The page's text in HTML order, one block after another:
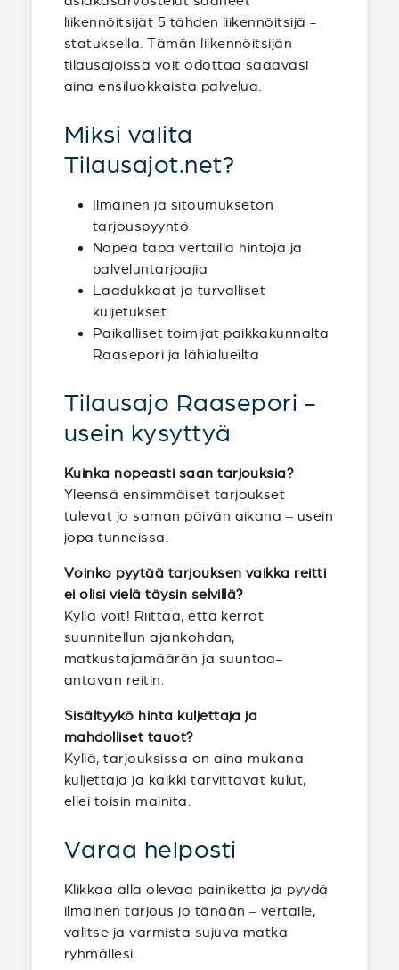
liikennöitsijät 5 tähden liikennöitsijä -
statuksella. Tämän liikennöitsijän
tilausajoissa voit odottaa saaavasi
aina ensiluokkaista palvelua.
Miksi valita
Tilausajot.net?
Ilmainen ja sitoumukseton
tarjouspyyntö
Nopea tapa vertailla hintoja ja
palveluntarjoajia
Laadukkaat ja turvalliset
kuljetukset
Paikalliset toimijat paikkakunnalta
Raasepori ja lähialueilta
Tilausajo Raasepori -
usein kysyttyä
Kuinka nopeasti saan tarjouksia?
Yleensä ensimmäiset tarjoukset
tulevat jo saman päivän aikana – usein
jopa tunneissa.
Voinko pyytää tarjouksen vaikka reitti
ei olisi vielä täysin selvillä?
Kyllä voit! Riittää, että kerrot
suunnitellun ajankohdan,
matkustajamäärän ja suuntaa-
antavan reitin.
Sisältyykö hinta kuljettaja ja
mahdolliset tauot?
Kyllä, tarjouksissa on aina mukana
kuljettaja ja kaikki tarvittavat kulut,
ellei toisin mainita.
Varaa helposti
Klikkaa alla olevaa painiketta ja pyydä
ilmainen tarjous jo tänään – vertaile,
valitse ja varmista sujuva matka
ryhmällesi.